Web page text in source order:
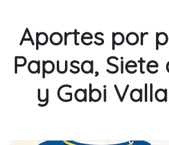
Aportes por
Papusa, Siete
y Gabi